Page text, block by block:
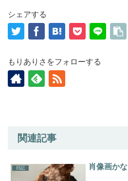
シェアする
もりありさをフォローする
関連記事
日記 肖像画かな